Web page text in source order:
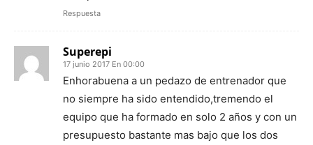
Respuesta
Superepi
17 junio 2017 En 00:00
Enhorabuena a un pedazo de entrenador que
no siempre ha sido entendido,tremendo el
equipo que ha formado en solo 2 años y con un
presupuesto bastante mas bajo que los dos